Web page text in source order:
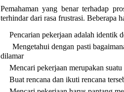
Pemahaman yang benar terhadap
terhindar dari rasa frustrasi. Beberapa
Pencarian pekerjaan adalah identik
Mengetahui dengan pasti
dilamar
Mencari pekerjaan merupakan
Buat rencana dan ikuti rencana